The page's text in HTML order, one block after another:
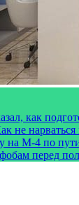
как
не
на М-4 по
перед